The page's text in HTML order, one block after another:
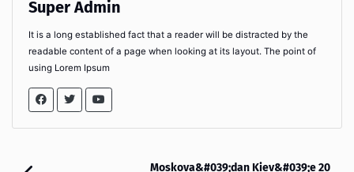
Super Admin
It is a long established fact that a reader will be distracted by the
readable content of a page when looking at its layout. The point of
using Lorem Ipsum
Moskova&#039;dan Kiev&#039;e 20